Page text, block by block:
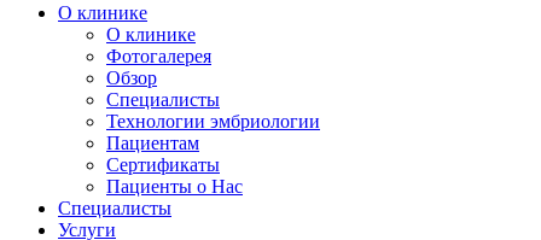
О клинике
О клинике
Фотогалерея
Обзор
Специалисты
Технологии эмбриологии
Пациентам
Сертификаты
Пациенты о Нас
Специалисты
Услуги